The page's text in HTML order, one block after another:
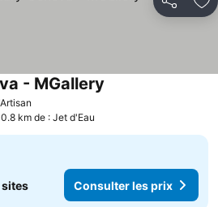
Partager
- MGallery
km de : Jet d'Eau
sites Consulter les prix